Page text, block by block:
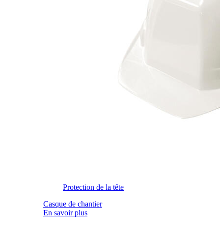
Protection de la tête
Casque de chantier
En savoir plus